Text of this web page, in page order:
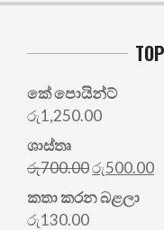
කේ පොයින්ට්
රු1,250.00
ශාස්තෘ
රු700.00Original
price
was:
රු500.00
කතා කරන බළලා
රු130.00